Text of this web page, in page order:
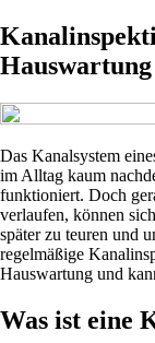
Das Kanalsystem
im Alltag kaum
funktioniert. Doch
verlaufen, können
später zu teuren und
regelmäßige
Hauswartung und
Was ist eine